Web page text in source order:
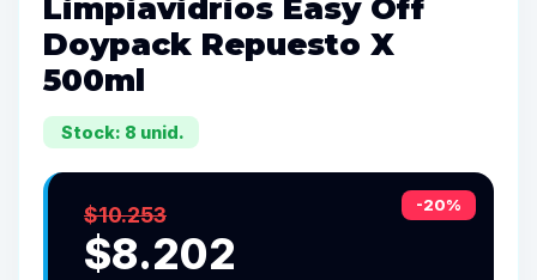
Limpiavidrios Easy Off
Doypack Repuesto X
500ml
Stock: 8 unid.
-20%
$10.253
$8.202